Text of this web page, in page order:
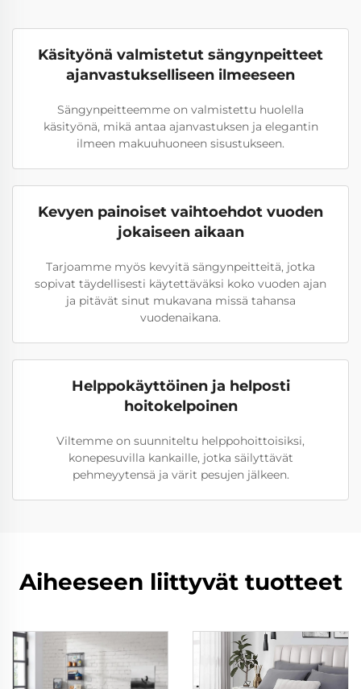
Käsityönä valmistetut sängynpeitteet
ajanvastukselliseen ilmeeseen
Sängynpeitteemme on valmistettu huolella
käsityönä, mikä antaa ajanvastuksen ja elegantin
ilmeen makuuhuoneen sisustukseen.
Kevyen painoiset vaihtoehdot vuoden
jokaiseen aikaan
Tarjoamme myös kevyitä sängynpeitteitä, jotka
sopivat täydellisesti käytettäväksi koko vuoden ajan
ja pitävät sinut mukavana missä tahansa
vuodenaikana.
Helppokäyttöinen ja helposti
hoitokelpoinen
Viltemme on suunniteltu helppohoittoisiksi,
konepesuvilla kankaille, jotka säilyttävät
pehmeyytensä ja värit pesujen jälkeen.
Aiheeseen liittyvät tuotteet